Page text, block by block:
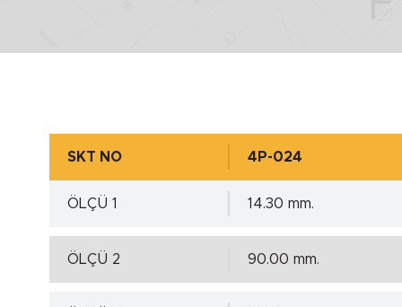
SKT NO 4P-024
ÖLÇÜ 1 14.30 mm.
ÖLÇÜ 2 90.00 mm.